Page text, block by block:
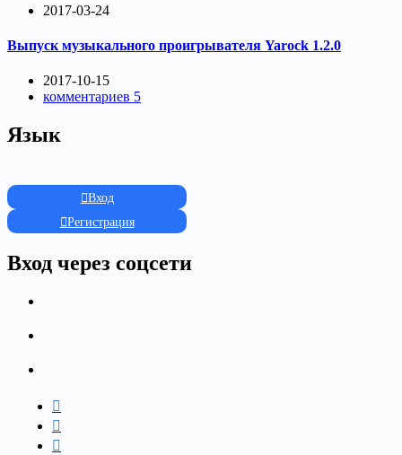
2017-03-24
Выпуск музыкального проигрывателя Yarock 1.2.0
2017-10-15
комментариев 5
Язык
Вход
Регистрация
Вход через соцсети